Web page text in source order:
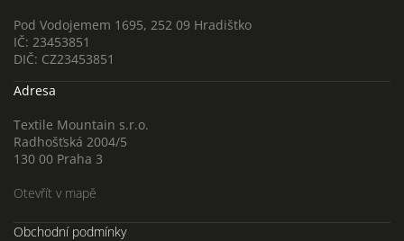
Pod Vodojemem 1695, 252 09 Hradištko
IČ: 23453851
DIČ: CZ23453851
Adresa
Textile Mountain s.r.o.
Radhošťská 2004/5
130 00 Praha 3
Otevřít v mapě
Obchodní podmínky